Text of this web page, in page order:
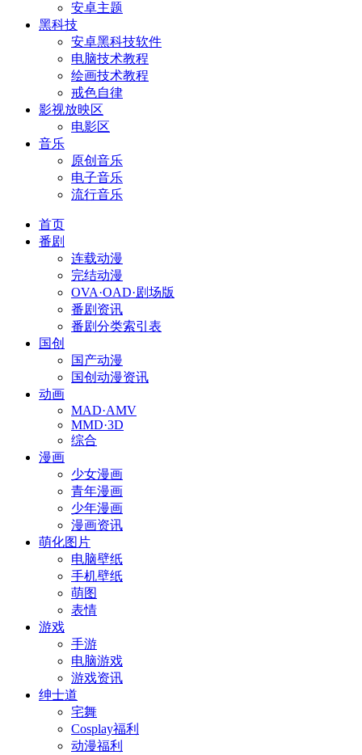
安卓主题
黑科技
安卓黑科技软件
电脑技术教程
绘画技术教程
戒色自律
影视放映区
电影区
音乐
原创音乐
电子音乐
流行音乐
首页
番剧
连载动漫
完结动漫
OVA·OAD·剧场版
番剧资讯
番剧分类索引表
国创
国产动漫
国创动漫资讯
动画
MAD·AMV
MMD·3D
综合
漫画
少女漫画
青年漫画
少年漫画
漫画资讯
萌化图片
电脑壁纸
手机壁纸
萌图
表情
游戏
手游
电脑游戏
游戏资讯
绅士道
宅舞
Cosplay福利
动漫福利